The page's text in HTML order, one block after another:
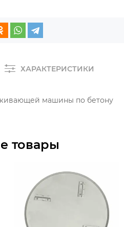
ХАРАКТЕРИСТИКИ
машины по бетону
товары